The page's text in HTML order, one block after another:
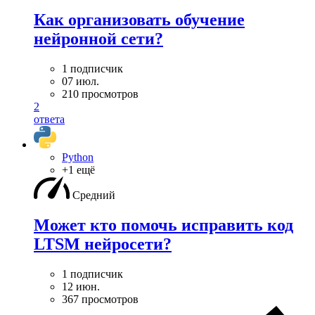
Как организовать обучение
нейронной сети?
1 подписчик
07 июл.
210 просмотров
2
ответа
Python
+1 ещё
Средний
Может кто помочь исправить код
LTSM нейросети?
1 подписчик
12 июн.
367 просмотров